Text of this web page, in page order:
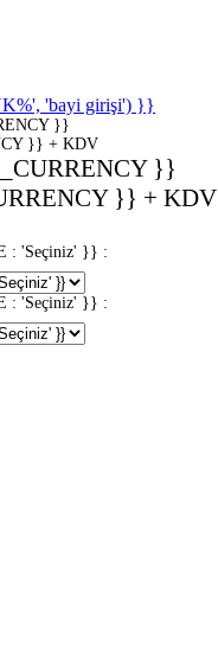
'bayi girişi') }}
}}
}} + KDV
}}
}} + KDV
: 'Seçiniz' }} :
: 'Seçiniz' }} :